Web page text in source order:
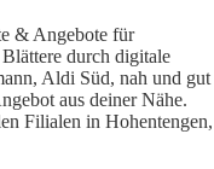
& Angebote für
durch digitale
Aldi Süd, nah und gut
aus deiner Nähe.
Filialen in Hohentengen,